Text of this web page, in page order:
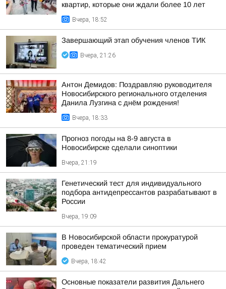
квартир, которые они ждали более 10 лет
Вчера, 18:52
Завершающий этап обучения членов ТИК
Вчера, 21:26
Антон Демидов: Поздравляю руководителя
Новосибирского регионального отделения
Данила Лузгина с днём рождения!
Вчера, 18:33
Прогноз погоды на 8-9 августа в
Новосибирске сделали синоптики
Вчера, 21:19
Генетический тест для индивидуального
подбора антидепрессантов разрабатывают в
России
Вчера, 19:09
В Новосибирской области прокуратурой
проведен тематический прием
Вчера, 18:42
Основные показатели развития Дальнего